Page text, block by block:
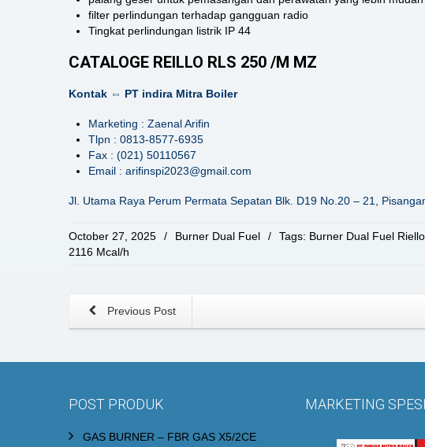
filter perlindungan terhadap gangguan radio
Tingkat perlindungan listrik IP 44
CATALOGE REILLO RLS 250 /M MZ
Kontak ⇔ PT indira Mitra Boiler
Marketing : Zaenal Arifin
Tlpn : 0813-8577-6935
Fax : (021) 50110567
Email : arifinspi2023@gmail.com
Jl. Utama Raya Perum Permata Sepatan Blk. D19 No.20 – 21,
October 27, 2025 / Burner Dual Fuel / Tags: Burner Dual Fuel
2116 Mcal/h
Previous Post
POST PRODUK
GAS BURNER – FBR GAS X5/2CE
MARKETING